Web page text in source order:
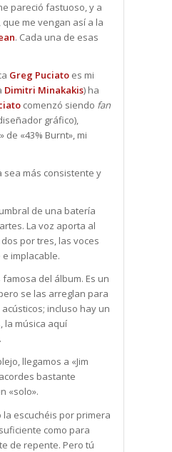
pareció fastuoso, y a
que me vengan así a la
. Cada una de esas
Greg Puciato es mi
Dimitri Minakakis) ha
comenzó siendo fan
gráfico),
«43% Burnt», mi
sea más consistente y
de una batería
La voz aporta al
por tres, las voces
implacable.
del álbum. Es un
se las arreglan para
incluso hay un
la música aquí
llegamos a «Jim
bastante
«solo».
escuchéis por primera
como para
de repente. Pero tú